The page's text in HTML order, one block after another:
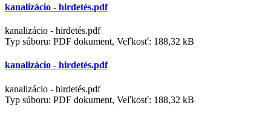
kanalizácio - hirdetés.pdf
kanalizácio - hirdetés.pdf
Typ súboru: PDF dokument, Veľkosť: 188,32 kB
kanalizácio - hirdetés.pdf
kanalizácio - hirdetés.pdf
Typ súboru: PDF dokument, Veľkosť: 188,32 kB